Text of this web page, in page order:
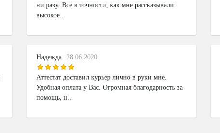
ни разу. Все в точности, как мне рассказывали:
высокое..
Надежда 28.06.2020
Аттестат доставил курьер лично в руки мне.
Удобная оплата у Вас. Огромная благодарность за
помощь, н..